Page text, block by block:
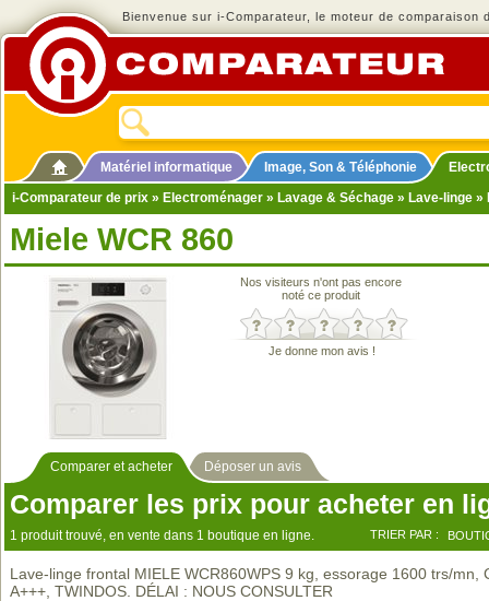
Bienvenue sur i-Comparateur, le moteur de comparaison
Matériel informatique Image, Son & Téléphonie
i-Comparateur de prix » Electroménager » Lavage & Séchage » Lave-linge »
Miele WCR 860
Nos visiteurs n'ont pas encore
noté ce produit
Je donne mon avis !
Comparer et acheter Déposer un avis
Comparer les prix pour acheter en
1 produit trouvé, en vente dans 1 boutique en ligne. TRIER PAR :
Lave-linge frontal MIELE WCR860WPS 9 kg, essorage 1600 trs/mn,
A+++, TWINDOS. DÉLAI : NOUS CONSULTER